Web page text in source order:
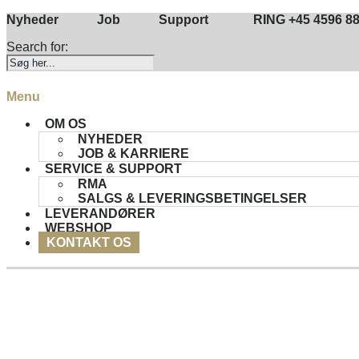
Gå
indhold
Nyheder Job Support
RING +45 4596
Search for:
Menu
OM OS
NYHEDER
JOB & KARRIERE
SERVICE & SUPPORT
RMA
SALGS & LEVERINGSBETINGELSER
LEVERANDØRER
WEBSHOP
KONTAKT OS